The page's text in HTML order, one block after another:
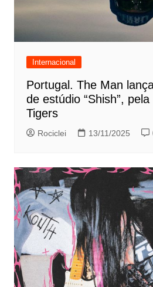
Internacional
Portugal. The Man
de estúdio “Shish”,
Tigers
Rociclei 13/11/2025